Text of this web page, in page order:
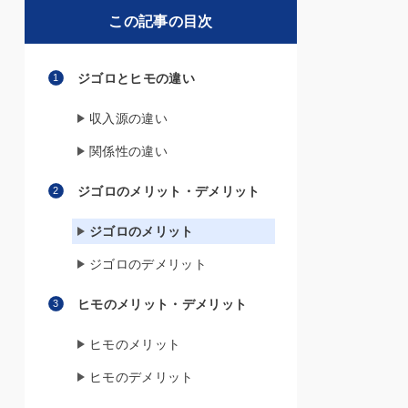
この記事の目次
ジゴロとヒモの違い
収入源の違い
関係性の違い
ジゴロのメリット・デメリット
ジゴロのメリット
ジゴロのデメリット
ヒモのメリット・デメリット
ヒモのメリット
ヒモのデメリット